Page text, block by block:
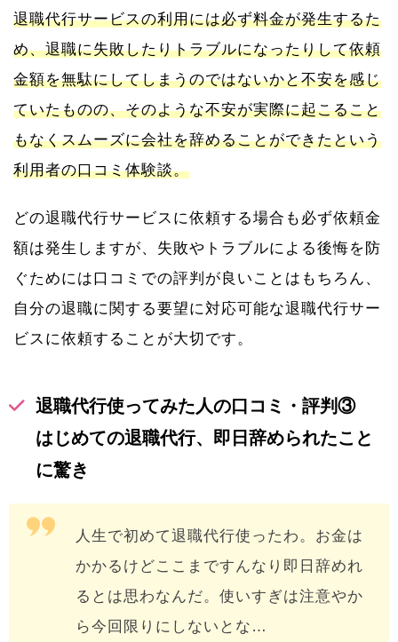
退職代行サービスの利用には必ず料金が発生するた
め、退職に失敗したりトラブルになったりして依頼
金額を無駄にしてしまうのではないかと不安を感じ
ていたものの、そのような不安が実際に起こること
もなくスムーズに会社を辞めることができたという
利用者の口コミ体験談。
どの退職代行サービスに依頼する場合も必ず依頼金
額は発生しますが、失敗やトラブルによる後悔を防
ぐためには口コミでの評判が良いことはもちろん、
自分の退職に関する要望に対応可能な退職代行サー
ビスに依頼することが大切です。
退職代行使ってみた人の口コミ・評判③
はじめての退職代行、即日辞められたこと
に驚き
人生で初めて退職代行使ったわ。お金は
かかるけどここまですんなり即日辞めれ
るとは思わなんだ。使いすぎは注意やか
ら今回限りにしないとな…